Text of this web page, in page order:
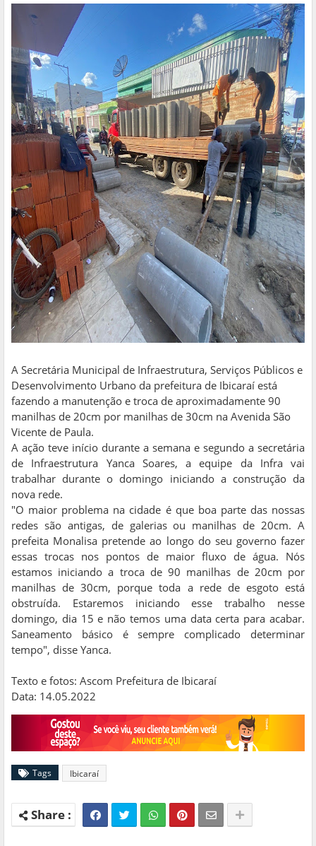
A Secretária Municipal de Infraestrutura, Serviços Públicos e
Desenvolvimento Urbano da prefeitura de Ibicaraí está
fazendo a manutenção e troca de aproximadamente 90
manilhas de 20cm por manilhas de 30cm na Avenida São
Vicente de Paula.
A ação teve início durante a semana e segundo a secretária
de Infraestrutura Yanca Soares, a equipe da Infra vai
trabalhar durante o domingo iniciando a construção da
nova rede.
"O maior problema na cidade é que boa parte das nossas
redes são antigas, de galerias ou manilhas de 20cm. A
prefeita Monalisa pretende ao longo do seu governo fazer
essas trocas nos pontos de maior fluxo de água. Nós
estamos iniciando a troca de 90 manilhas de 20cm por
manilhas de 30cm, porque toda a rede de esgoto está
obstruída. Estaremos iniciando esse trabalho nesse
domingo, dia 15 e não temos uma data certa para acabar.
Saneamento básico é sempre complicado determinar
tempo", disse Yanca.
Texto e fotos: Ascom Prefeitura de Ibicaraí
Data: 14.05.2022
Tags Ibicaraí